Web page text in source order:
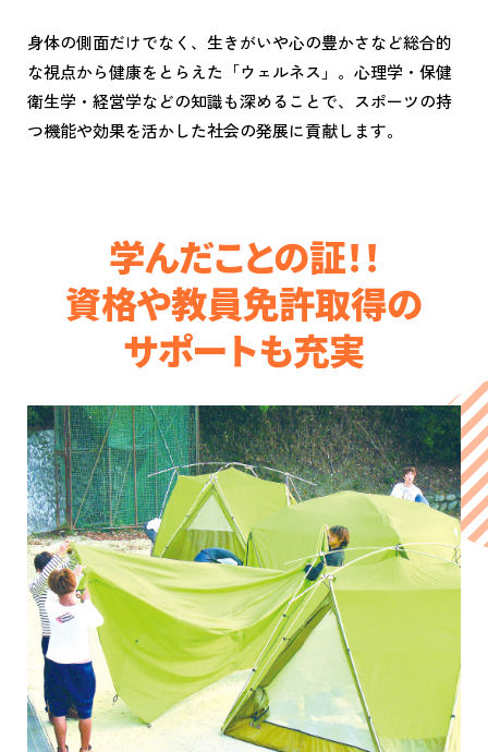
身体の側面だけでなく、生きがいや心の豊かさなど総合的
な視点から健康をとらえた「ウェルネス」。心理学・保健
衛生学・経営学などの知識も深めることで、スポーツの持
つ機能や効果を活かした社会の発展に貢献します。
学んだことの証！！
資格や教員免許取得の
サポートも充実